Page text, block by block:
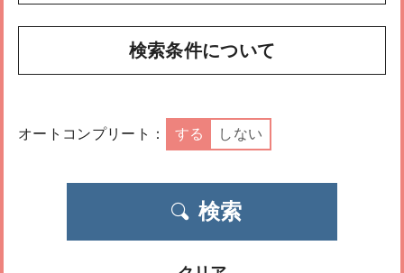
検索条件について
オートコンプリート： する しない
検索